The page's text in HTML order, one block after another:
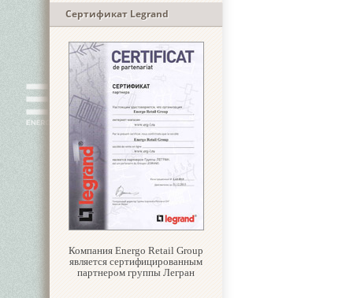
Сертификат Legrand
Компания Energo Retail Group
является сертифицированным
партнером группы Легран